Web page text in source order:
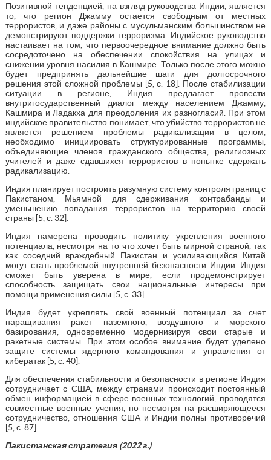
Позитивной тенденцией, на взгляд руководства Индии, является
то, что регион Джамму остается свободным от местных
террористов, и даже районы с мусульманским большинством не
демонстрируют поддержки терроризма. Индийское руководство
настаивает на том, что первоочередное внимание должно быть
сосредоточено на обеспечении спокойствия на улицах и
снижении уровня насилия в Кашмире. Только после этого можно
будет предпринять дальнейшие шаги для долгосрочного
решения этой сложной проблемы [5, с. 18]. После стабилизации
ситуации в регионе, Индия предлагает провести
внутригосударственный диалог между населением Джамму,
Кашмира и Ладакха для преодоления их разногласий. При этом
индийское правительство понимает, что убийство террористов не
является решением проблемы радикализации в целом,
необходимо инициировать структурированные программы,
объединяющие членов гражданского общества, религиозных
учителей и даже сдавшихся террористов в попытке сдержать
радикализацию.
Индия планирует построить разумную систему контроля границ с
Пакистаном, Мьямной для сдерживания контрабанды и
уменьшению попадания террористов на территорию своей
страны [5, с. 32].
Индия намерена проводить политику укрепления военного
потенциала, несмотря на то что хочет быть мирной страной, так
как соседний враждебный Пакистан и усиливающийся Китай
могут стать проблемой внутренней безопасности Индии. Индия
сможет быть уверена в мире, если продемонстрирует
способность защищать свои национальные интересы при
помощи применения силы [5, с. 33].
Индия будет укреплять свой военный потенциал за счет
наращивания ракет наземного, воздушного и морского
базирования, одновременно модернизируя свои старые и
ракетные системы. При этом особое внимание будет уделено
защите системы ядерного командования и управления от
кибератак [5, с. 40].
Для обеспечения стабильности и безопасности в регионе Индия
сотрудничает с США, между странами происходит постоянный
обмен информацией в сфере военных технологий, проводятся
совместные военные учения, но несмотря на расширяющееся
сотрудничество, отношения США и Индии полны противоречий
[5, с. 87].
Пакистанская стратегия (2022г.)